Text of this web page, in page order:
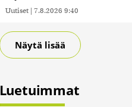
Uutiset | 7.8.2026 9:40
Näytä lisää
Luetuimmat